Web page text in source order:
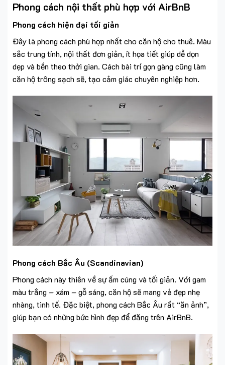
Phong cách nội thất phù hợp với AirBnB
Phong cách hiện đại tối giản
Đây là phong cách phù hợp nhất cho căn hộ cho thuê. Màu
sắc trung tính, nội thất đơn giản, ít họa tiết giúp dễ dọn
dẹp và bền theo thời gian. Cách bài trí gọn gàng cũng làm
căn hộ trông sạch sẽ, tạo cảm giác chuyên nghiệp hơn.
Phong cách Bắc Âu (Scandinavian)
Phong cách này thiên về sự ấm cúng và tối giản. Với gam
màu trắng – xám – gỗ sáng, căn hộ sẽ mang vẻ đẹp nhẹ
nhàng, tinh tế. Đặc biệt, phong cách Bắc Âu rất “ăn ảnh”,
giúp bạn có những bức hình đẹp để đăng trên AirBnB.